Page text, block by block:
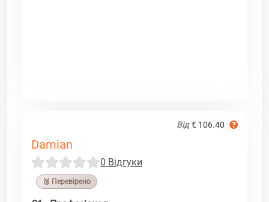
Від € 106.40
Damian
0 Відгуки
🥉 Перевірено